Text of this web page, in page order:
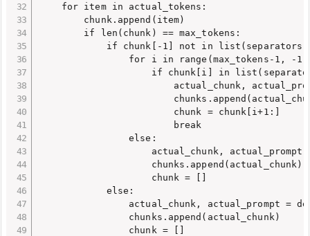
    for item in actual_tokens:
        chunk.append(item)
        if len(chunk) == max_tokens:
if chunk[-1] not in
for i in range(max_tokens-1, -
if chunk[i] in
actual_chunk,
                        chunk = chunk[i+1:]
                        break
                else:
actual_chunk, actual_prompt
                    chunks.append(actual_chunk)
                    chunk = []
            else:
actual_chunk, actual_prompt =
                chunks.append(actual_chunk)
                chunk = []